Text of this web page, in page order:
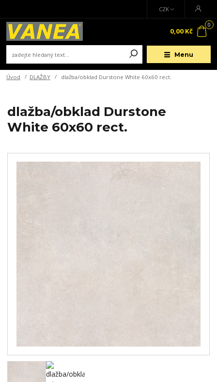
Menu
CZK
0
0,00 Kč
Úvod DLAŽBY dlažba/obklad Durstone White 60x60 rect.
dlažba/obklad Durstone
White 60x60 rect.